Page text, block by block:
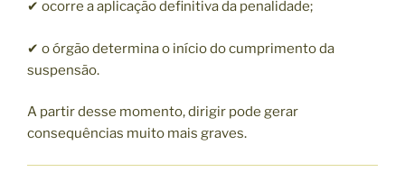
✔ ocorre a aplicação definitiva da penalidade;
✔ o órgão determina o início do cumprimento da
suspensão.
A partir desse momento, dirigir pode gerar
consequências muito mais graves.